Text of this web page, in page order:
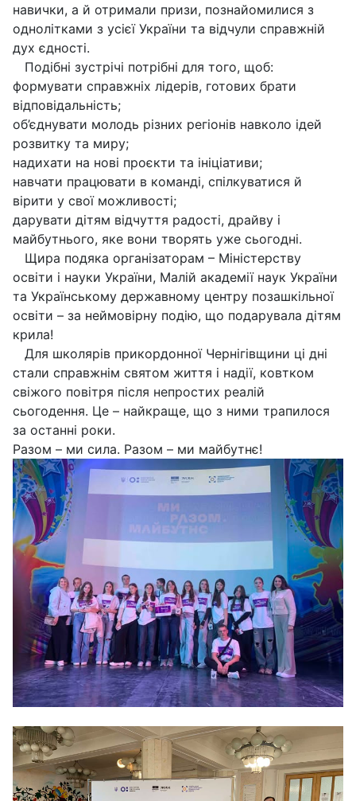
навички, а й отримали призи, познайомилися з
однолітками з усієї України та відчули справжній
дух єдності.
Подібні зустрічі потрібні для того, щоб:
формувати справжніх лідерів, готових брати
відповідальність;
об’єднувати молодь різних регіонів навколо ідей
розвитку та миру;
надихати на нові проєкти та ініціативи;
навчати працювати в команді, спілкуватися й
вірити у свої можливості;
дарувати дітям відчуття радості, драйву і
майбутнього, яке вони творять уже сьогодні.
Щира подяка організаторам – Міністерству
освіти і науки України, Малій академії наук України
та Українському державному центру позашкільної
освіти – за неймовірну подію, що подарувала дітям
крила!
Для школярів прикордонної Чернігівщини ці дні
стали справжнім святом життя і надії, ковтком
свіжого повітря після непростих реалій
сьогодення. Це – найкраще, що з ними трапилося
за останні роки.
Разом – ми сила. Разом – ми майбутнє!